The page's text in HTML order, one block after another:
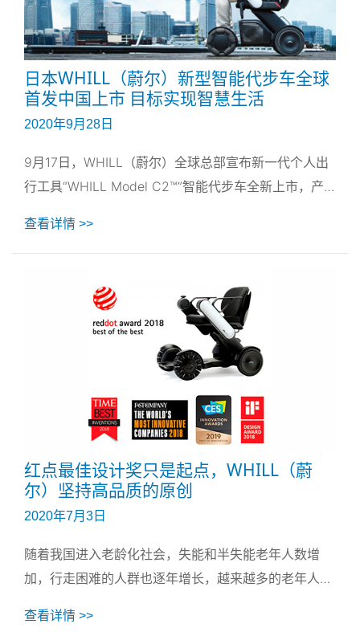
日本WHILL（蔚尔）新型智能代步车全球
首发中国上市 目标实现智慧生活
2020年9月28日
9月17日，WHILL（蔚尔）全球总部宣布新一代个人出
行工具“WHILL Model C2™”智能代步车全新上市，产
场，中国大陆地区于9月28日新品首发，开启预售。
查看详情 >>
红点最佳设计奖只是起点，WHILL（蔚
尔）坚持高品质的原创
2020年7月3日
随着我国进入老龄化社会，失能和半失能老年人数增
加，行走困难的人群也逐年增长，越来越多的老年人和
日常生活。
查看详情 >>